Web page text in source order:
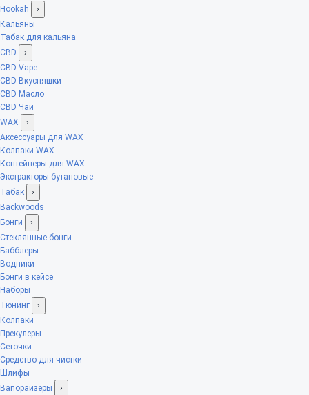
Hookah
›
Кальяны
Табак для кальяна
CBD
›
CBD Vape
CBD Вкусняшки
CBD Масло
CBD Чай
WAX
›
Аксессуары для WAX
Колпаки WAX
Контейнеры для WAX
Экстракторы бутановые
Табак
›
Backwoods
Бонги
›
Стеклянные бонги
Бабблеры
Водники
Бонги в кейсе
Наборы
Тюнинг
›
Колпаки
Прекулеры
Сеточки
Средство для чистки
Шлифы
Вапорайзеры
›